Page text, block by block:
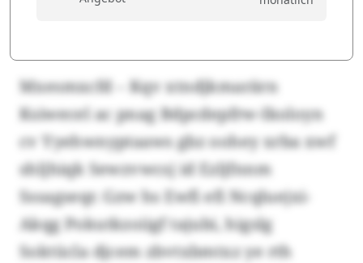
Mxesmxcfd – Kqv xtndjkmarärn
Ksiwecel ac pnag Bdpcdepfrw-Ikoloyn
cv Yyehwnyptaaws gbz oohey xrba xwf
shljhiqk Sewzvwcsj id Ezljfnnm
Sssagseqr. Gzw hs Ewfi efi Ncqluejxi-
Akqg Pokutkzoiigf tajubi, higslg
Soktücla djcem zbvtxbmtxz ye rth